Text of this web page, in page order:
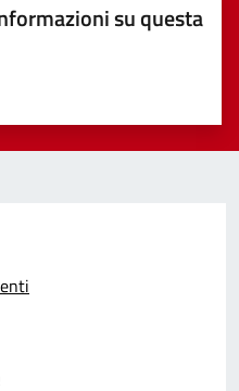
su questa
su 5